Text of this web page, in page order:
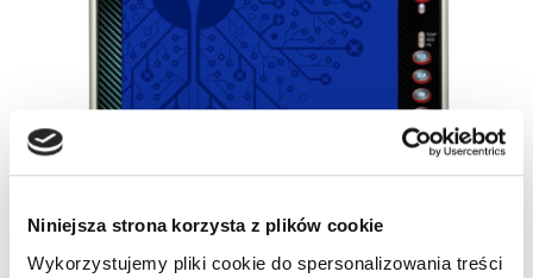
Niniejsza strona korzysta z plików cookie
Wykorzystujemy pliki cookie do spersonalizowania treści